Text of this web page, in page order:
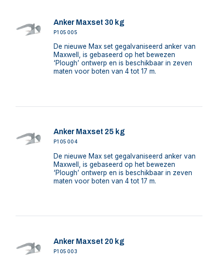
Anker Maxset 30 kg
P105005
De nieuwe Max set gegalvaniseerd anker van
Maxwell, is gebaseerd op het bewezen
‘Plough’ ontwerp en is beschikbaar in zeven
maten voor boten van 4 tot 17 m.
Anker Maxset 25 kg
P105004
De nieuwe Max set gegalvaniseerd anker van
Maxwell, is gebaseerd op het bewezen
‘Plough’ ontwerp en is beschikbaar in zeven
maten voor boten van 4 tot 17 m.
Anker Maxset 20 kg
P105003